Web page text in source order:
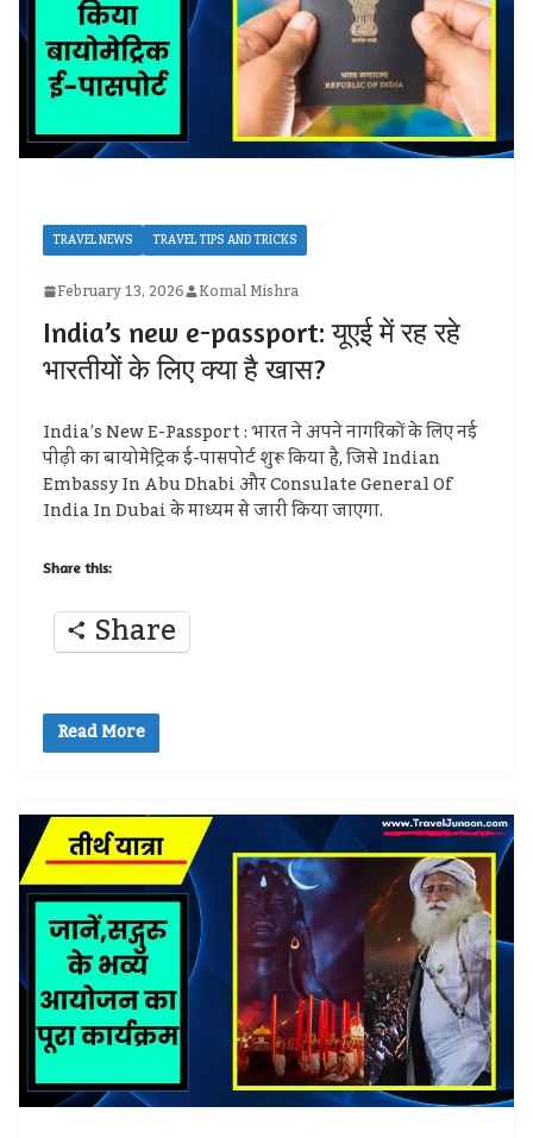
TRAVEL NEWS TRAVEL TIPS AND TRICKS
February 13, 2026 Komal Mishra
India’s new e-passport: यूएई में रह रहे
भारतीयों के लिए क्या है खास?
India’s New E-Passport : भारत ने अपने नागरिकों के लिए नई
पीढ़ी का बायोमेट्रिक ई-पासपोर्ट शुरू किया है, जिसे Indian
Embassy In Abu Dhabi और Consulate General Of
India In Dubai के माध्यम से जारी किया जाएगा.
Share this:
Share
Read More